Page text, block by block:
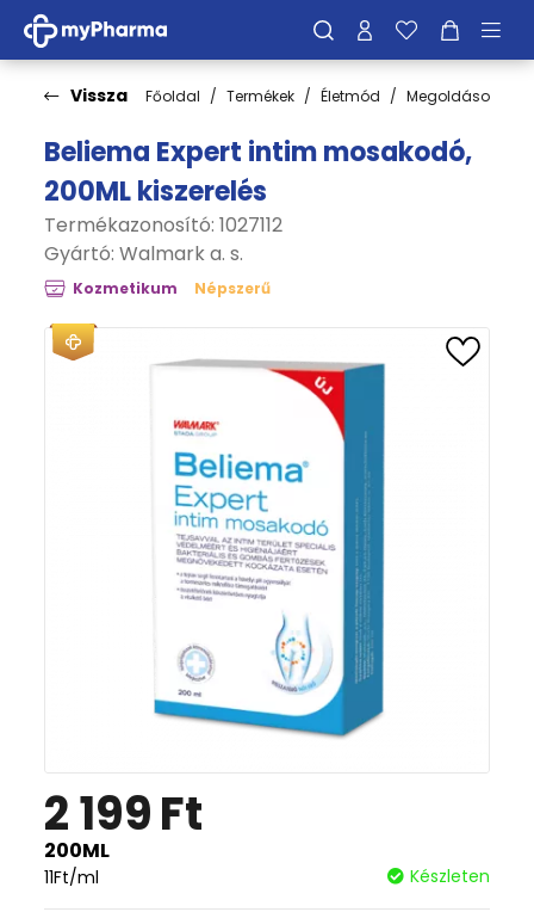
Vissza Főoldal Termékek Életmód Megoldások
Beliema Expert intim mosakodó,
200ML kiszerelés
Termékazonosító: 1027112
Gyártó: Walmark a. s.
Kozmetikum Népszerű
2 199Ft
200ML
11Ft/ml Készleten